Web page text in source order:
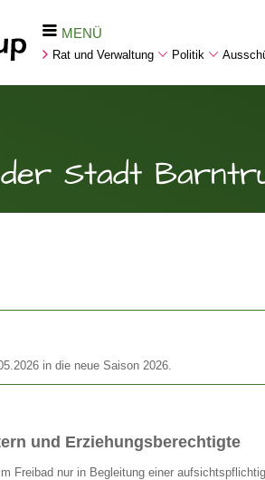
MENÜ
Rat und Verwaltung Politik
Stadt
in die neue Saison 2026.
und Erziehungsberechtigte
Freibad nur in Begleitung einer